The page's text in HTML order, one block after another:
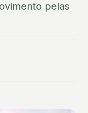
pelas